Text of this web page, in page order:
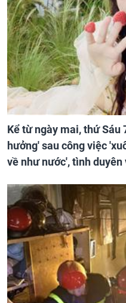
Kể từ ngày mai, thứ Sáu
hưởng' sau công việc
về như nước', tình duyên